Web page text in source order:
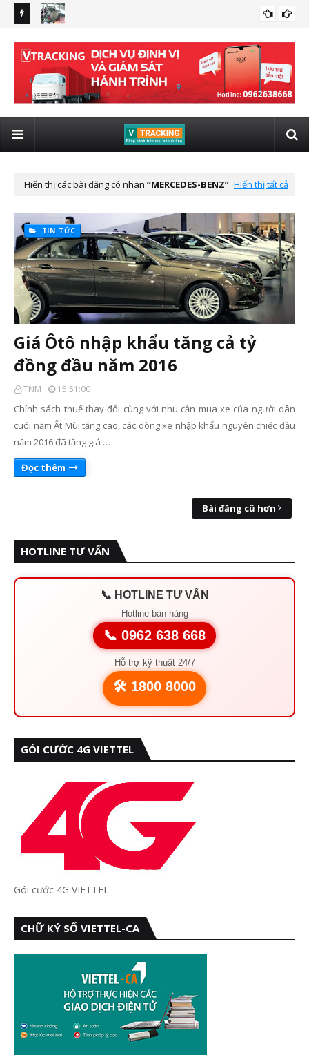
01/07/2020CAMERA CHO XE KHÁCH
Hiển thị các bài đăng có nhãn MERCEDES-BENZ Hiển thị tất cả
TIN TỨC
Giá Ôtô nhập khẩu tăng cả tỷ
đồng đầu năm 2016
TNM 15:51:00
Chính sách thuế thay đổi cùng với nhu cần mua xe của người dân
cuối năm Ất Mùi tăng cao, các dòng xe nhập khẩu nguyên chiếc đầu
năm 2016 đã tăng giá …
Đọc thêm
Bài đăng cũ hơn
HOTLINE TƯ VẤN
📞 HOTLINE TƯ VẤN
Hotline bán hàng
📞 0962 638 668
Hỗ trợ kỹ thuật 24/7
🛠️ 1800 8000
GÓI CƯỚC 4G VIETTEL
Gói cước 4G VIETTEL
CHỮ KÝ SỐ VIETTEL-CA